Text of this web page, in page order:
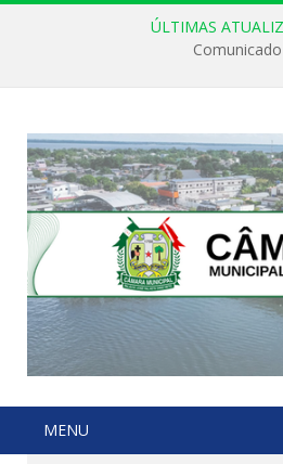
ÚLTIMAS
Comunicado
MENU